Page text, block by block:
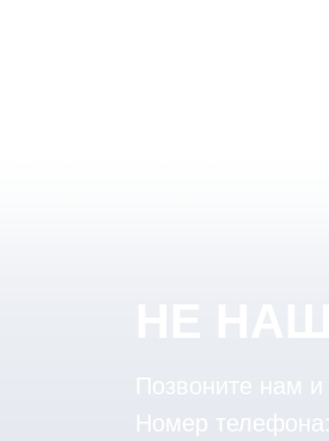
Номер телефона: